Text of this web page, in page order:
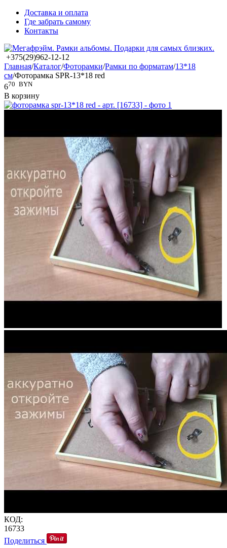
Доставка и оплата
Где забрать самому
Контакты
+375(29)962-12-12
Главная/Каталог/Фоторамки/Рамки по форматам/13*18
см/Фоторамка SPR-13*18 red
670 BYN
В корзину
КОД:
16733
Поделиться